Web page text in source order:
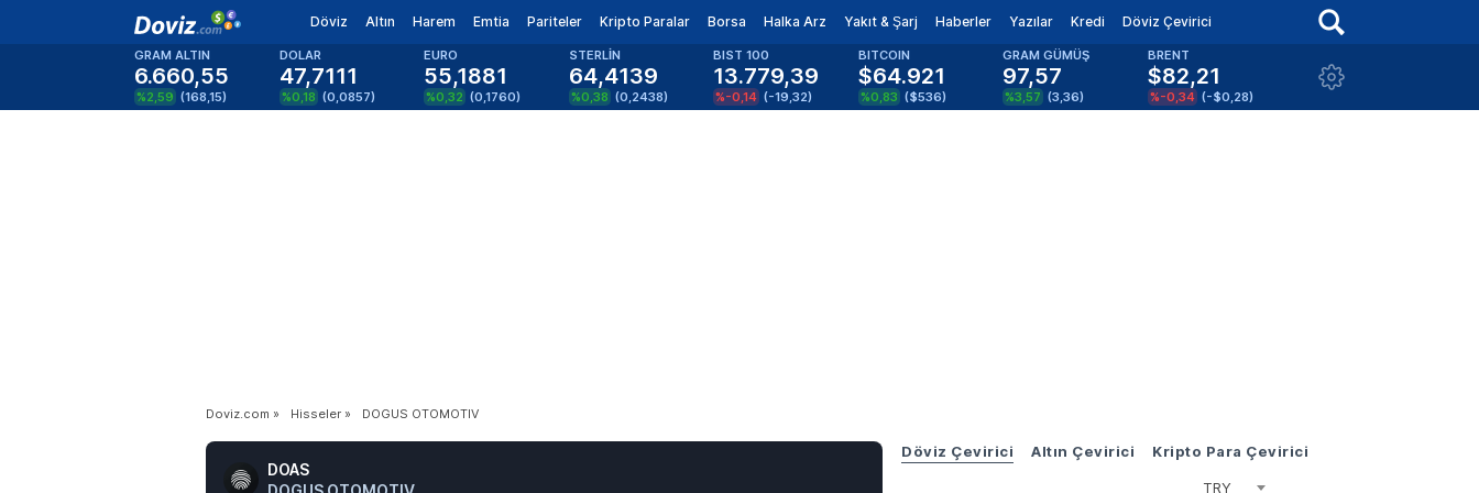
Döviz Altın Harem Emtia Pariteler Kripto Paralar Borsa Halka Arz Yakıt & Şarj Haberler Yazılar Kredi Döviz Çevirici
GRAM ALTIN
6.660,55
%2,59 (168,15)
DOLAR
47,7111
%0,18 (0,0857)
EURO
55,1881
%0,32 (0,1760)
STERLİN
64,4139
%0,38 (0,2438)
BIST 100
13.779,39
%-0,14 (-19,32)
BITCOIN
$64.921
%0,83 ($536)
GRAM GÜMÜŞ
97,57
%3,57 (3,36)
BRENT
$82,21
%-0,34 (-$0,28)
Doviz.com » Hisseler » DOGUS OTOMOTIV
DOAS
Döviz Çevirici Altın Çevirici Kripto Para Çevirici
TRY